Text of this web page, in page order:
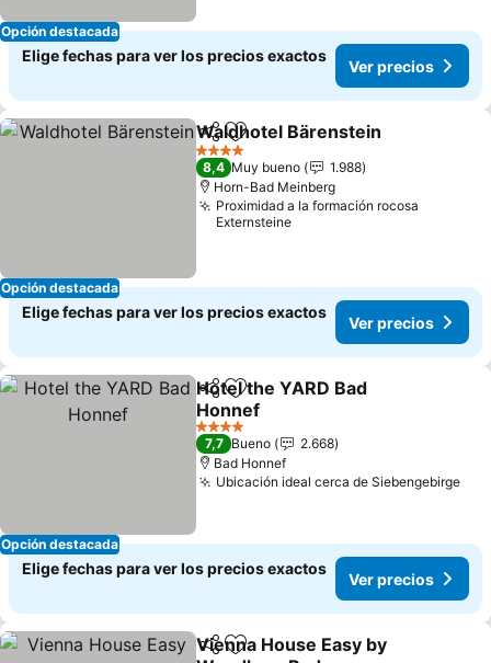
Opción destacada
Elige fechas para ver los precios exactos
Ver precios
Opción destacada
CompartirAgregar a favoritos
Waldhotel Bärenstein
4 Estrellas
8,4 Muy bueno
1.988
Horn-Bad Meinberg
Proximidad a la formación rocosa
Externsteine
Elige fechas para ver los precios exactos
Ver precios
Opción destacada
CompartirAgregar a favoritos
Hotel the YARD Bad
Honnef
4 Estrellas
7,7 Bueno
2.668
Bad Honnef
Ubicación ideal cerca de Siebengebirge
Elige fechas para ver los precios exactos
Ver precios
CompartirAgregar a favoritos
Vienna House Easy by